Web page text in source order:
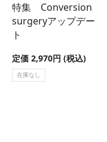
特集 Conversion
surgeryアップデー
ト
定価 2,970円 (税込)
在庫なし